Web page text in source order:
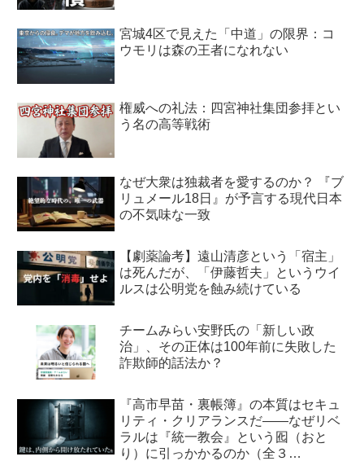
宮城4区で見えた「中道」の限界：コ
ウモリは森の王者になれない
権威への礼法：四宮神社集団参拝とい
う名の高等戦術
なぜ大衆は独裁者を愛するのか？ 『ブ
リュメール18日』が予言する現代日本
の不気味な一致
【劇薬論考】遠山清彦という「宿主」
は死んだが、「伊藤哲夫」というウイ
ルスは公明党を蝕み続けている
チームみらい安野氏の「新しい政
治」、その正体は100年前に失敗した
詐欺師的話法か？
『高市早苗・裏帳簿』の本質はセキュ
リティ・クリアランスだ――なぜリベ
ラルは『統一教会』という囮（おと
り）に引っかかるのか（全３